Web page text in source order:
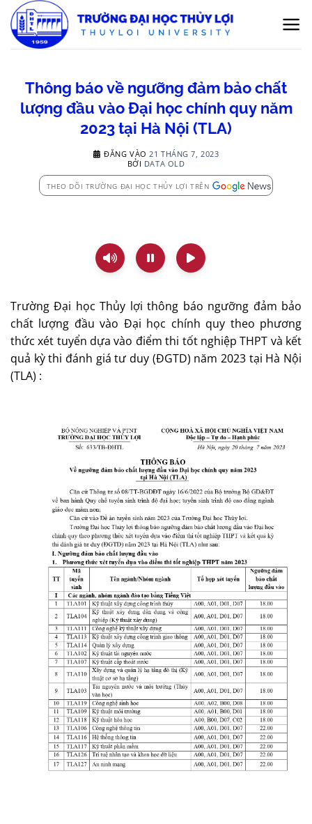
qua
nội
Thông báo về ngưỡng đảm bảo chất
lượng đầu vào Đại học chính quy năm
2023 tại Hà Nội (TLA)
ĐĂNG VÀO 21 THÁNG 7, 2023
BỞI DATA OLD
THEO DÕI TRƯỜNG ĐẠI HỌC THỦY LỢI TRÊN
Trường Đại học Thủy lợi thông báo ngưỡng đảm bảo
chất lượng đầu vào Đại học chính quy theo phương
thức xét tuyển dựa vào điểm thi tốt nghiệp THPT và kết
quả kỳ thi đánh giá tư duy (ĐGTD) năm 2023 tại Hà Nội
(TLA) :